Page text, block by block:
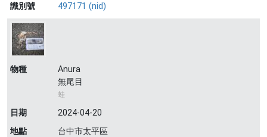
識別號
497171 (nid)
物種
Anura
無尾目
蛙
日期
2024-04-20
地點
台中市太平區